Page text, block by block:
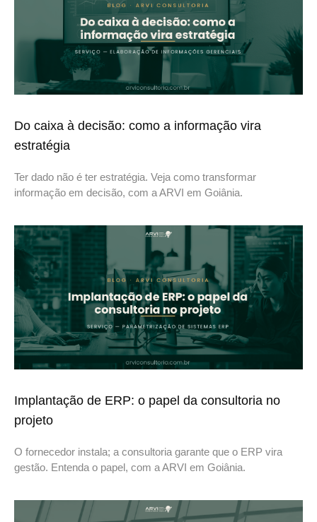
Do caixa à decisão: como a informação vira
estratégia
Ter dado não é ter estratégia. Veja como transformar
informação em decisão, com a ARVI em Goiânia.
Implantação de ERP: o papel da consultoria no
projeto
O fornecedor instala; a consultoria garante que o ERP vira
gestão. Entenda o papel, com a ARVI em Goiânia.